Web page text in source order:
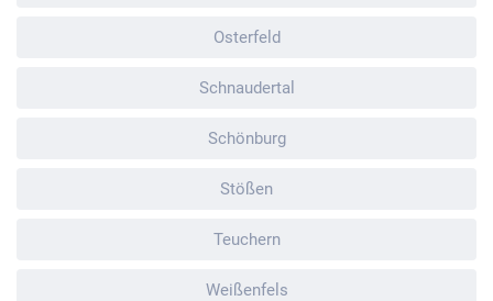
Osterfeld
Schnaudertal
Schönburg
Stößen
Teuchern
Weißenfels